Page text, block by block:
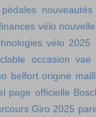
vélo
vélo 2025
occasion vae
belfort origine
page officielle
Giro 2025